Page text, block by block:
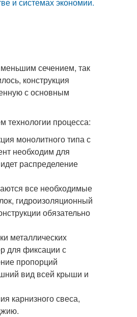
сечением, так
конструкция
с основным
технологии процесса:
монолитного типа с
необходим для
распределение
все необходимые
гидроизоляционный
обязательно
металлических
для фиксации с
пропорций
вид всей крыши и
карнизного свеса,